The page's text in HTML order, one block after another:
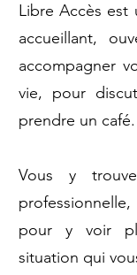
Libre Accès est
accueillant,
accompagner
vie, pour
prendre un café.
Vous y
pour y voir
situation qui